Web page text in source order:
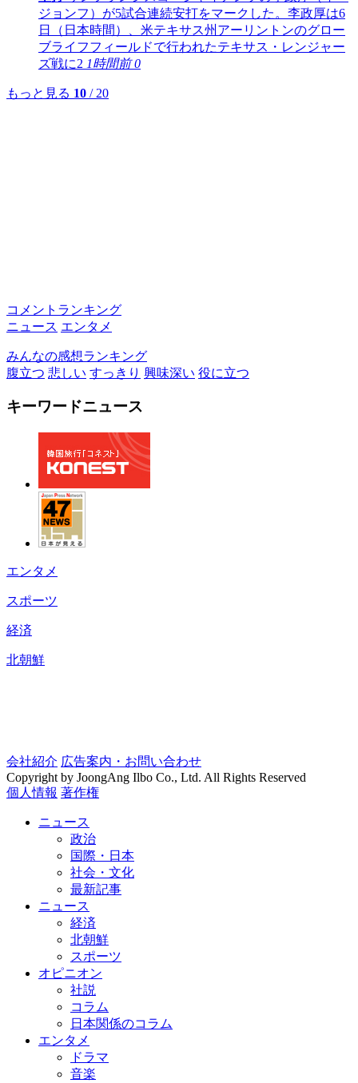
ジョンフ）が5試合連続安打をマークした。李政厚は6
日（日本時間）、米テキサス州アーリントンのグロー
ブライフフィールドで行われたテキサス・レンジャー
ズ戦に2 1時間前 0
もっと見る 10 / 20
コメントランキング
ニュース エンタメ
みんなの感想ランキング
腹立つ 悲しい すっきり 興味深い 役に立つ
キーワードニュース
エンタメ
スポーツ
経済
北朝鮮
会社紹介 広告案内・お問い合わせ
Copyright by JoongAng Ilbo Co., Ltd. All Rights Reserved
個人情報 著作権
ニュース
政治
国際・日本
社会・文化
最新記事
ニュース
経済
北朝鮮
スポーツ
オピニオン
社説
コラム
日本関係のコラム
エンタメ
ドラマ
音楽